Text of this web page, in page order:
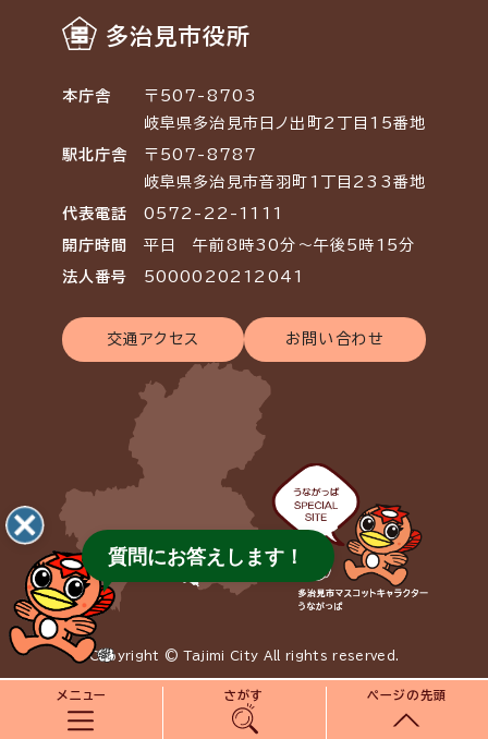
メニュー さがす ページの先頭
多治見市役所
本庁舎
〒507-8703
岐阜県多治見市日ノ出町2丁目15番地
駅北庁舎
〒507-8787
岐阜県多治見市音羽町1丁目233番地
代表電話 0572-22-1111
開庁時間 平日 午前8時30分～午後5時15分
法人番号 5000020212041
交通アクセス お問い合わせ
Copyright © Tajimi City All rights reserved.
質問にお答えします！